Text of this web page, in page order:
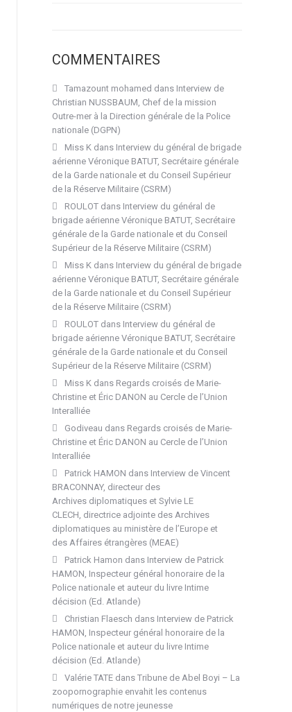
COMMENTAIRES
Tamazount mohamed dans Interview de
Christian NUSSBAUM, Chef de la mission
Outre-mer à la Direction générale de la Police
nationale (DGPN)
Miss K dans Interview du général de brigade
aérienne Véronique BATUT, Secrétaire générale
de la Garde nationale et du Conseil Supérieur
de la Réserve Militaire (CSRM)
ROULOT dans Interview du général de
brigade aérienne Véronique BATUT, Secrétaire
générale de la Garde nationale et du Conseil
Supérieur de la Réserve Militaire (CSRM)
Miss K dans Interview du général de brigade
aérienne Véronique BATUT, Secrétaire générale
de la Garde nationale et du Conseil Supérieur
de la Réserve Militaire (CSRM)
ROULOT dans Interview du général de
brigade aérienne Véronique BATUT, Secrétaire
générale de la Garde nationale et du Conseil
Supérieur de la Réserve Militaire (CSRM)
Miss K dans Regards croisés de Marie-
Christine et Éric DANON au Cercle de l’Union
Interalliée
Godiveau dans Regards croisés de Marie-
Christine et Éric DANON au Cercle de l’Union
Interalliée
Patrick HAMON dans Interview de Vincent
BRACONNAY, directeur des
Archives diplomatiques et Sylvie LE
CLECH, directrice adjointe des Archives
diplomatiques au ministère de l’Europe et
des Affaires étrangères (MEAE)
Patrick Hamon dans Interview de Patrick
HAMON, Inspecteur général honoraire de la
Police nationale et auteur du livre Intime
décision (Ed. Atlande)
Christian Flaesch dans Interview de Patrick
HAMON, Inspecteur général honoraire de la
Police nationale et auteur du livre Intime
décision (Ed. Atlande)
Valérie TATE dans Tribune de Abel Boyi – La
zoopornographie envahit les contenus
numériques de notre jeunesse